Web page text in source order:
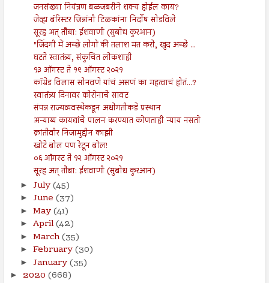
जनसंख्या नियंत्रण बळजबरीने शक्य होईल काय?
जेव्हा बॅरिस्टर जिन्नांनी टिळकांना निर्दोष सोडविले
सूरह अत् तौबा: ईशवाणी (सुबोध कुरआन)
"जिंदगी में अच्छे लोगों की तलाश मत करो, खुद अच्छे ...
घटते स्वातंत्र्य, संकुचित लोकशाही
१३ ऑगस्ट ते १९ ऑगस्ट २०२१
कॉम्रेड विलास सोनवणे यांचं असणं का महत्वाचं होतं...?
स्वातंत्र्य दिनावर कोरोनाचे सावट
संपन्न राज्यव्यवस्थेकडून अधोगतीकडे प्रस्थान
अन्याय्य कायद्यांचे पालन करण्यात कोणताही न्याय नसतो
क्रांतीवीर निजामुद्दीन काझी
खोटे बोल पण रेटून बोल!
०६ ऑगस्ट ते १२ ऑगस्ट २०२१
सूरह अत् तौबा: ईशवाणी (सुबोध कुरआन)
► July(45)
► June (37)
► May(41)
► April(42)
► March(35)
► February(30)
► January(35)
► 2020 (668)